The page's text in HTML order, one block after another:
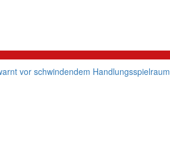
vor schwindendem